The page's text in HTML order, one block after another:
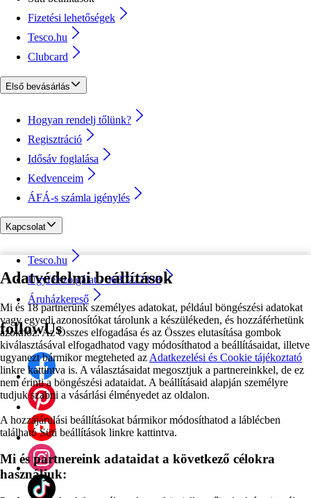
Adatvédelmi beállítások
Mi és 18 partnerünk személyes adatokat, például böngészési adatokat
vagy egyedi azonosítókat tárolunk a készülékeden, és hozzáférhetünk
azokhoz. Az Összes elfogadása és az Összes elutasítása gombok
kiválasztásával elfogadhatod vagy módosíthatod a beállításaidat, illetve
ugyanezt bármikor megteheted az Adatkezelési és Cookie tájékoztató
linkre kattintva is. A választásaidat megosztjuk a partnereinkkel, de ez
nem érinti a böngészési adataidat. A beállításaid alapján személyre
tudjuk szabni a vásárlási élményedet az oldalon.
A hozzájárulási beállításokat bármikor módosíthatod a láblécben
található Süti beállítások linkre kattintva.
Mi és partnereink adataidat a következő célokra
használjuk:
Fizetési lehetőségek
Tesco.hu
Clubcard
Első bevásárlás
Hogyan rendelj tőlünk?
Regisztráció
Idősáv foglalása
Kedvenceim
ÁFÁ-s számla igénylés
Kapcsolat
Tesco.hu
Ügyfélszolgálat - 0680222333
Áruházkereső
followUs